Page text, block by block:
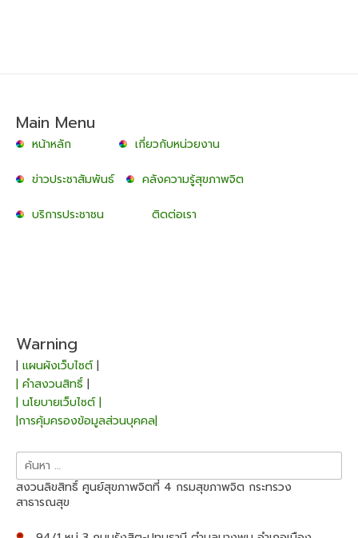
Main Menu
หน้าหลัก เกี่ยวกับหน่วยงาน
ข่าวประชาสัมพันธ์ คลังความรู้สุขภาพจิต
บริการประชาชน ติดต่อเรา
Warning
| แผนผังเว็บไซต์|
| คำสงวนสิทธิ์ |
| นโยบายเว็บไซต์ |
|การคุ้มครองข้อมูลส่วนบุคคล|
ค้นหา
สำหรับ:
สงวนลิขสิทธิ์ ศูนย์สุขภาพจิตที่ 4 กรมสุขภาพจิต กระทรวง
สาธารณสุข